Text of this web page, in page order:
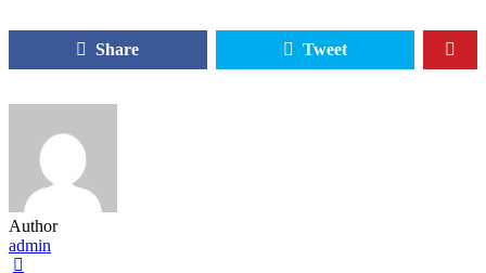
Share Tweet
Author
admin